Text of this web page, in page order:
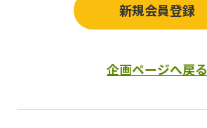
新規会員登録
企画ページへ戻る